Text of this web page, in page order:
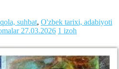
suhbat, O'zbek tarixi, adabiyoti
27.03.2026 1 izoh